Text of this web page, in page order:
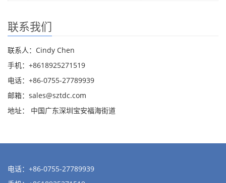
联系我们
联系人：Cindy Chen
手机：+8618925271519
电话：+86-0755-27789939
邮箱： sales@sztdc.com
地址： 中国广东深圳宝安福海街道
电话：+86-0755-27789939